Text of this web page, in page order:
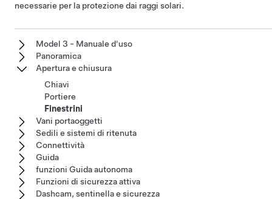
necessarie per la protezione dai raggi solari.
Model 3 - Manuale d'uso
Panoramica
Apertura e chiusura
Chiavi
Portiere
Finestrini
Vani portaoggetti
Sedili e sistemi di ritenuta
Connettività
Guida
funzioni Guida autonoma
Funzioni di sicurezza attiva
Dashcam, sentinella e sicurezza